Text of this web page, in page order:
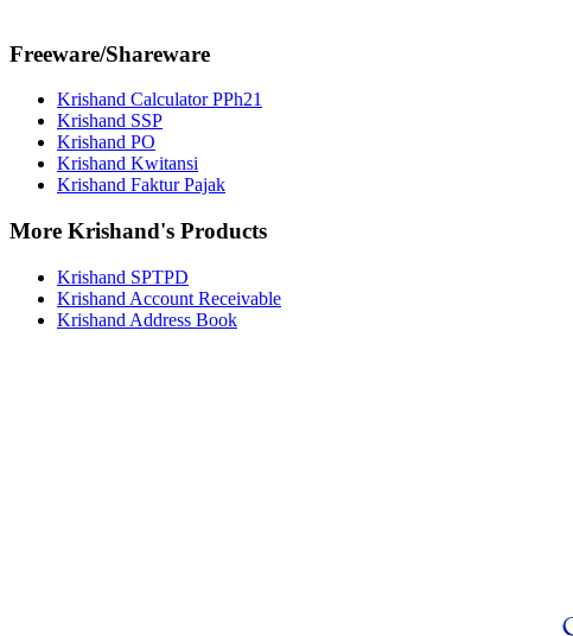
Freeware/Shareware
Krishand Calculator PPh21
Krishand SSP
Krishand PO
Krishand Kwitansi
Krishand Faktur Pajak
More Krishand's Products
Krishand SPTPD
Krishand Account Receivable
Krishand Address Book